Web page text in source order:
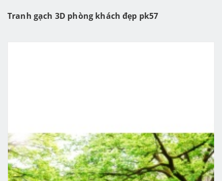
Tranh gạch 3D phòng khách đẹp pk57